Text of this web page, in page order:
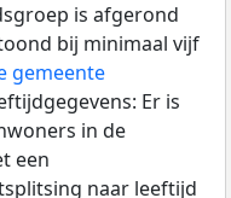
is afgerond
bij minimaal vijf
gemeente
Er is
in de
een
naar leeftijd